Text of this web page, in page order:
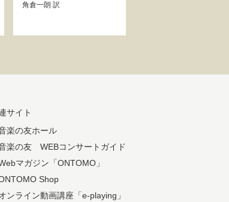
角倉一朗 訳
サイト
楽の友ホール
楽の友 WEBコンサートガイド
マガジン「ONTOMO」
Shop
ンライン動画講座「e-playing」